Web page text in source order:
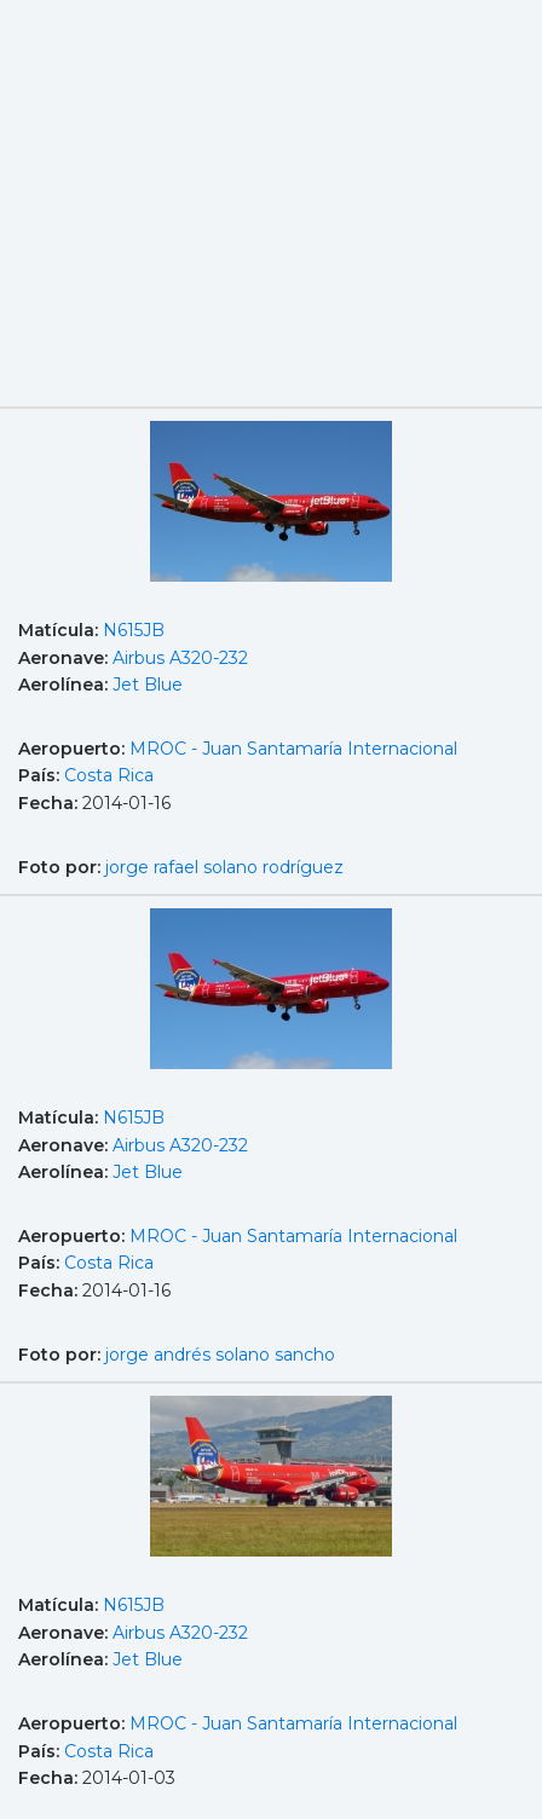
Matícula: N615JB
Aeronave: Airbus A320-232
Aerolínea: Jet Blue
Aeropuerto: MROC - Juan Santamaría Internacional
País: Costa Rica
Fecha: 2014-01-16
Foto por: jorge rafael solano rodríguez
Matícula: N615JB
Aeronave: Airbus A320-232
Aerolínea: Jet Blue
Aeropuerto: MROC - Juan Santamaría Internacional
País: Costa Rica
Fecha: 2014-01-16
Foto por: jorge andrés solano sancho
Matícula: N615JB
Aeronave: Airbus A320-232
Aerolínea: Jet Blue
Aeropuerto: MROC - Juan Santamaría Internacional
País: Costa Rica
Fecha: 2014-01-03